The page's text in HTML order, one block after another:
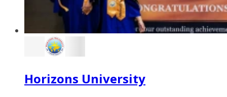
Horizons University